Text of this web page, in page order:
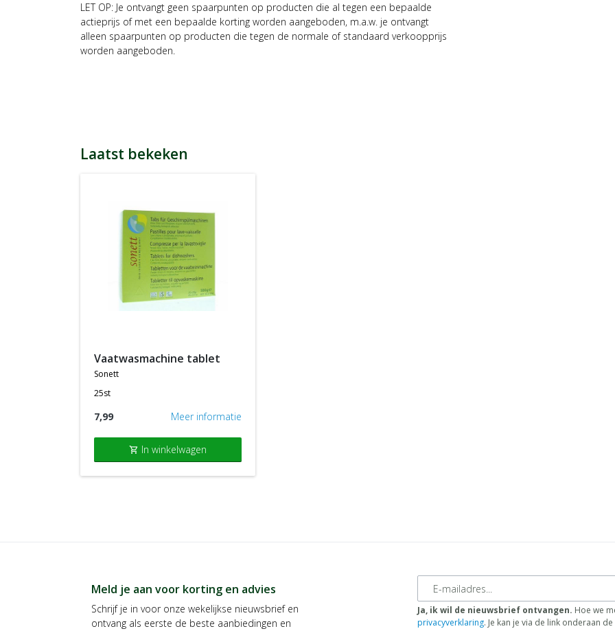
LET OP: Je ontvangt geen spaarpunten op producten die al tegen een bepaalde
actieprijs of met een bepaalde korting worden aangeboden, m.a.w. je ontvangt
alleen spaarpunten op producten die tegen de normale of standaard verkoopprijs
worden aangeboden.
Laatst bekeken
vaatwasmachine tablet
sonett
25st
7,99 Meer informatie
shopping_cart In winkelwagen
Meld je aan voor korting en advies
Schrijf je in voor onze wekelijkse nieuwsbrief en
ontvang als eerste de beste aanbiedingen en
E-mailadres
Ja, ik wil de nieuwsbrief ontvangen. Hoe we
privacyverklaring. Je kan je via de link onderaan